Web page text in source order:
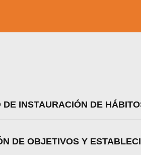
INSTAURACIÓN DE
DE OBJETIVOS Y